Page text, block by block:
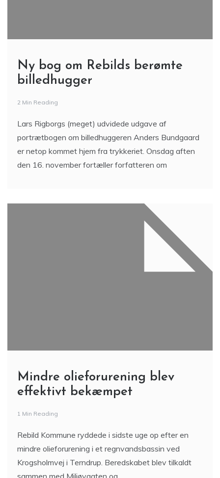
Ny bog om Rebilds berømte
billedhugger
2 Min Reading
Lars Rigborgs (meget) udvidede udgave af
portrætbogen om billedhuggeren Anders Bundgaard
er netop kommet hjem fra trykkeriet. Onsdag aften
den 16. november fortæller forfatteren om
Mindre olieforurening blev
effektivt bekæmpet
1 Min Reading
Rebild Kommune ryddede i sidste uge op efter en
mindre olieforurening i et regnvandsbassin ved
Krogsholmvej i Terndrup. Beredskabet blev tilkaldt
sammen med Miljøvagten og